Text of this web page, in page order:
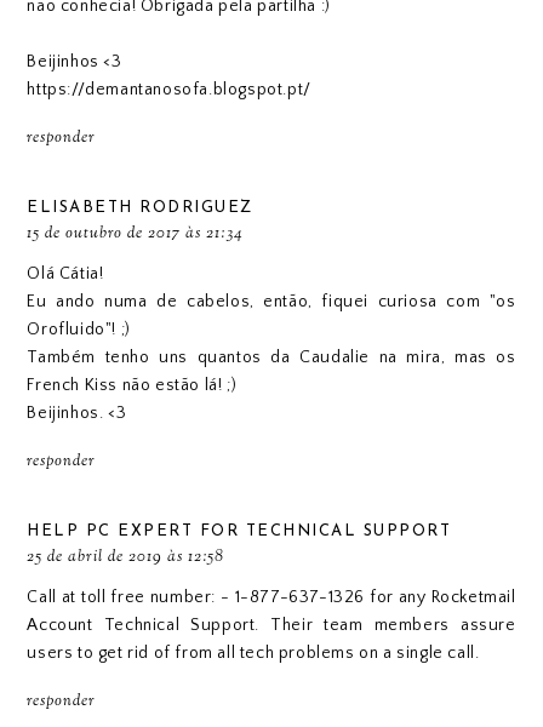
não conhecia! Obrigada pela partilha :)
Beijinhos <3
https://demantanosofa.blogspot.pt/
responder
ELISABETH RODRIGUEZ
15 de outubro de 2017 às 21:34
Olá Cátia!
Eu ando numa de cabelos, então, fiquei curiosa com "os
Orofluido"! ;)
Também tenho uns quantos da Caudalie na mira, mas os
French Kiss não estão lá! ;)
Beijinhos. <3
responder
HELP PC EXPERT FOR TECHNICAL SUPPORT
25 de abril de 2019 às 12:58
Call at toll free number: - 1-877-637-1326 for any Rocketmail
Account Technical Support. Their team members assure
users to get rid of from all tech problems on a single call.
responder